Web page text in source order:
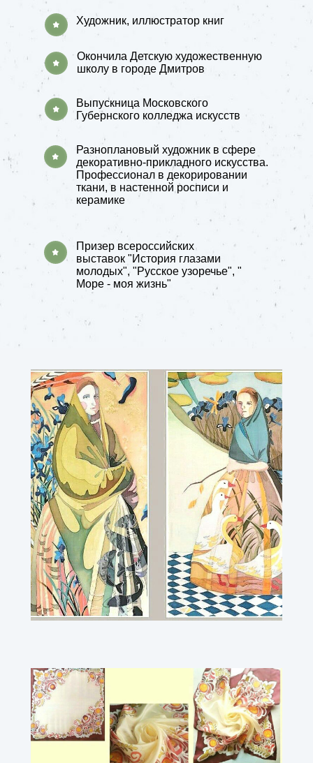
Художник, иллюстратор книг
Окончила Детскую художественную
школу в городе Дмитров
Выпускница Московского
Губернского колледжа искусств
Разноплановый художник в сфере
декоративно-прикладного искусства.
Профессионал в декорировании
ткани, в настенной росписи и
керамике
Призер всероссийских
выставок "История глазами
молодых", "Русское узоречье", "
Море - моя жизнь"